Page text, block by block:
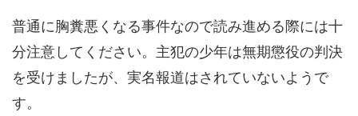
普通に胸糞悪くなる事件なので読み進める際には十
分注意してください。主犯の少年は無期懲役の判決
を受けましたが、実名報道はされていないようで
す。